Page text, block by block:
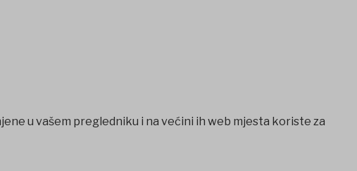
u vašem pregledniku i na većini ih web mjesta koriste za